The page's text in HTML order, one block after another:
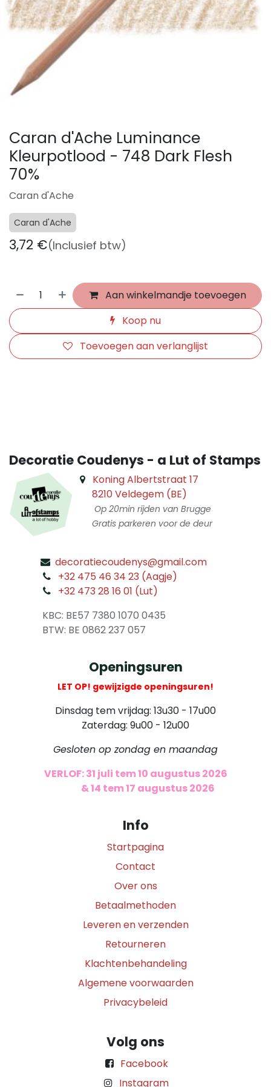
Caran d'Ache Luminance
Kleurpotlood - 748 Dark Flesh
70%
Caran d'Ache
Caran d'Ache
3,72 €(Inclusief btw)
Aan winkelmandje toevoegen
Koop nu
Toevoegen aan verlanglijst
Decoratie Coudenys - a Lut of Stamps
Koning Albertstraat 17
8210 Veldegem (BE)
Op 20min rijden van Brugge
Gratis parkeren voor de deur
decoratiecoudenys@gmail.com
+32 475 46 34 23 (Aagje)
+32 473 28 16 01 (Lut)
KBC: BE57 7380 1070 0435
​ BTW: BE 0862 237 057
Openingsuren
LET OP! gewijzigde openingsuren!
Dinsdag tem vrijdag: 13u30 - 17u00
Zaterdag: 9u00 - 12u00
Gesloten op zondag en maandag
VERLOF: 31 juli tem 10 augustus 2026
& 14 tem 17 augustus 2026
Info
Startpagina
Contact
Over ons
Betaalmethoden
Leveren en verzenden
Retourneren
Klachtenbehandeling
Algemene voorwaarden
Privacybeleid
Volg ons
Facebook
Instagram